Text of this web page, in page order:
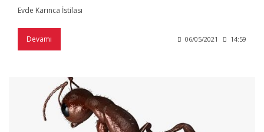
Evde Karınca İstilası
Devamı 06/05/2021 14:59